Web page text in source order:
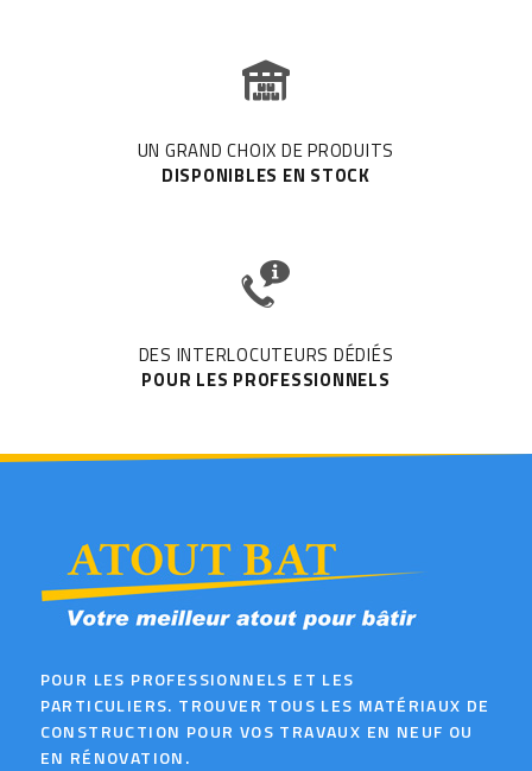
UN GRAND CHOIX DE PRODUITS
DISPONIBLES EN STOCK
DES INTERLOCUTEURS DÉDIÉS
POUR LES PROFESSIONNELS
POUR LES PROFESSIONNELS ET LES
PARTICULIERS. TROUVER TOUS LES MATÉRIAUX DE
CONSTRUCTION POUR VOS TRAVAUX EN NEUF OU
EN RÉNOVATION.